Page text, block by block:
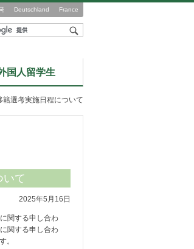
Deutschland France
国人留学生
選考実施日程について
て
2025年5月16日
関する申し合わ
関する申し合わ
。